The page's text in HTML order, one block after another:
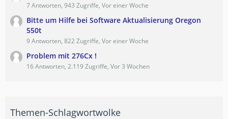
7 Antworten, 943 Zugriffe, Vor einer Woche
Bitte um Hilfe bei Software Aktualisierung Oregon
550t
9 Antworten, 822 Zugriffe, Vor einer Woche
Problem mit 276Cx !
16 Antworten, 2.119 Zugriffe, Vor 3 Wochen
Themen-Schlagwortwolke